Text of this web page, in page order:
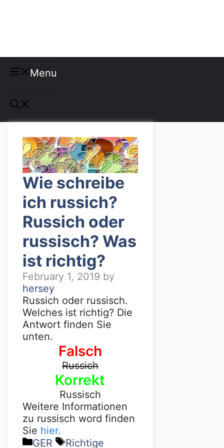
Menu
Wie schreibe
ich russich?
Russich oder
russisch? Was
ist richtig?
February 1, 2019 by
hersey
Russich oder russisch.
Welches ist richtig? Die
Antwort finden Sie
unten.
Falsch
Russich
Korrekt
Russisch
Weitere Informationen
zu russisch word finden
Sie hier.
GER
Richtige